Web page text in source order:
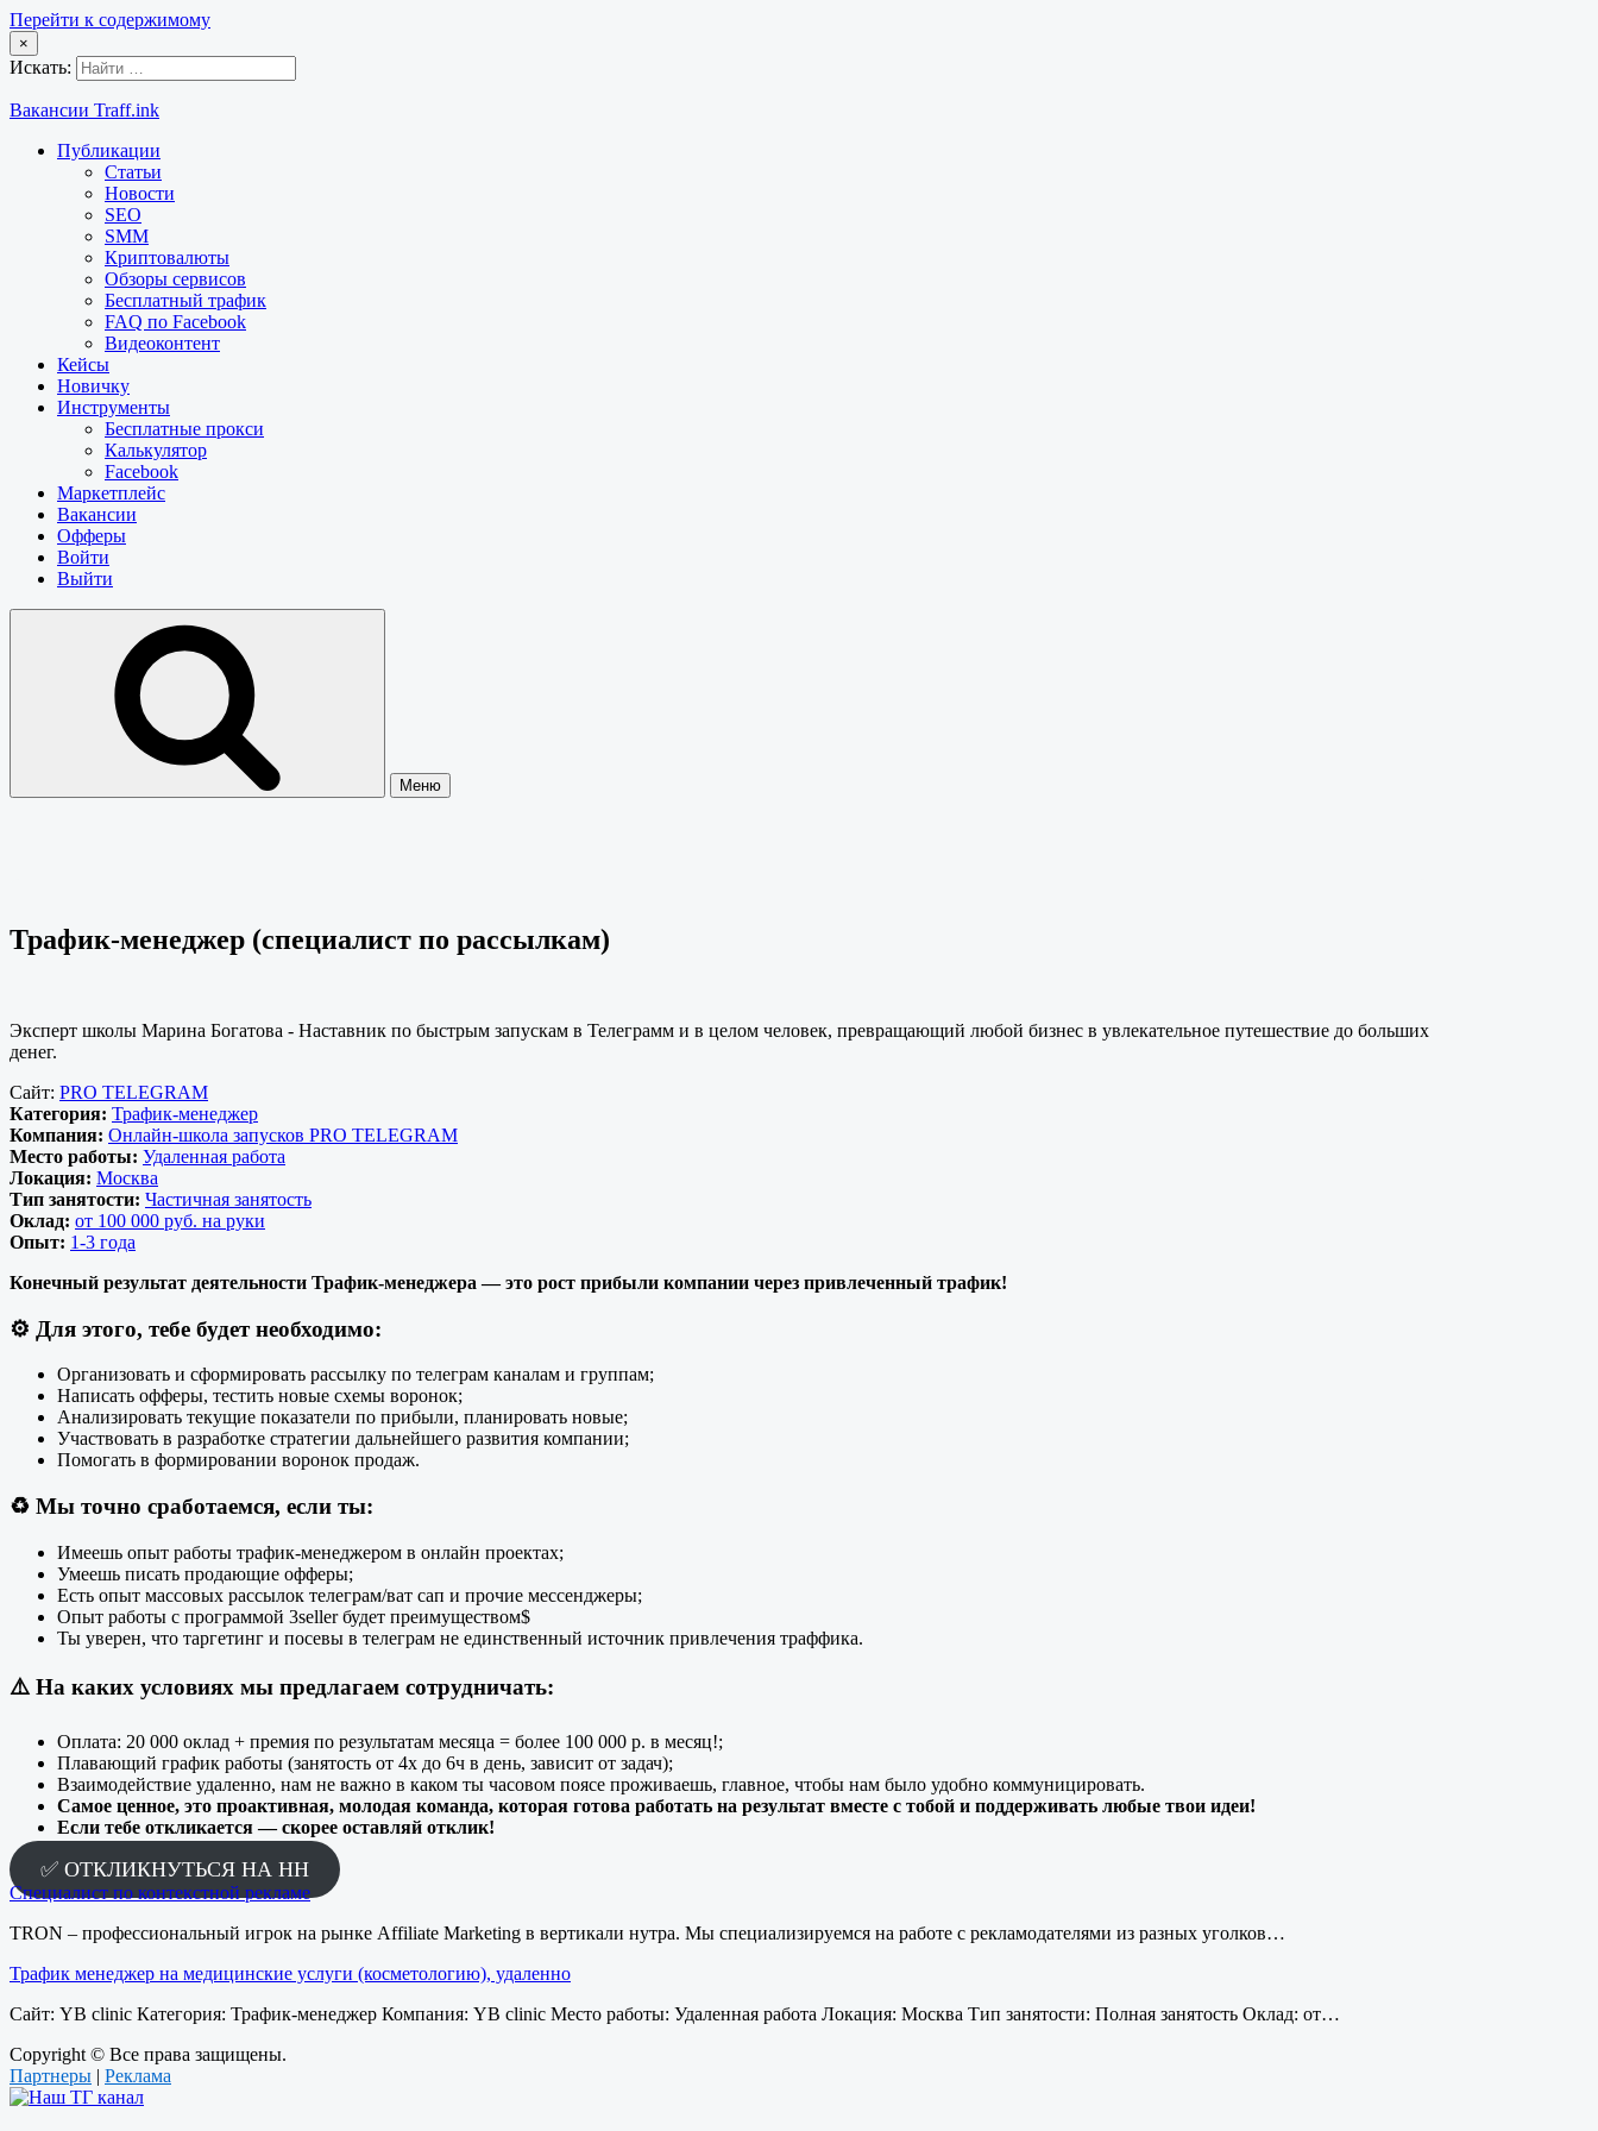
Перейти к содержимому
×
Искать:
Вакансии Traff.ink
Публикации
Статьи
Новости
SEO
SMM
Криптовалюты
Обзоры сервисов
Бесплатный трафик
FAQ по Facebook
Видеоконтент
Кейсы
Новичку
Инструменты
Бесплатные прокси
Калькулятор
Facebook
Маркетплейс
Вакансии
Офферы
Войти
Выйти
Меню
Трафик-менеджер (специалист по рассылкам)
Эксперт школы Марина Богатова - Наставник по быстрым запускам в Телеграмм и в целом человек, превращающий любой бизнес в увлекательное путешествие до больших
денег.
Сайт: PRO TELEGRAM
Категория: Трафик-менеджер
Компания: Онлайн-школа запусков PRO TELEGRAM
Место работы: Удаленная работа
Локация: Москва
Тип занятости: Частичная занятость
Оклад: от 100 000 руб. на руки
Опыт: 1-3 года
Конечный результат деятельности Трафик-менеджера — это рост прибыли компании через привлеченный трафик!
⚙️ Для этого, тебе будет необходимо:
Организовать и сформировать рассылку по телеграм каналам и группам;
Написать офферы, тестить новые схемы воронок;
Анализировать текущие показатели по прибыли, планировать новые;
Участвовать в разработке стратегии дальнейшего развития компании;
Помогать в формировании воронок продаж.
♻️ Мы точно сработаемся, если ты:
Имеешь опыт работы трафик-менеджером в онлайн проектах;
Умеешь писать продающие офферы;
Есть опыт массовых рассылок телеграм/ват сап и прочие мессенджеры;
Опыт работы с программой 3seller будет преимуществом$
Ты уверен, что таргетинг и посевы в телеграм не единственный источник привлечения траффика.
⚠️ На каких условиях мы предлагаем сотрудничать:
Оплата: 20 000 оклад + премия по результатам месяца = более 100 000 р. в месяц!;
Плавающий график работы (занятость от 4х до 6ч в день, зависит от задач);
Взаимодействие удаленно, нам не важно в каком ты часовом поясе проживаешь, главное, чтобы нам было удобно коммуницировать.
Самое ценное, это проактивная, молодая команда, которая готова работать на результат вместе с тобой и поддерживать любые твои идеи!
Если тебе откликается — скорее оставляй отклик!
✅ ОТКЛИКНУТЬСЯ НА HH
Специалист по контекстной рекламе
TRON – профессиональный игрок на рынке Affiliate Marketing в вертикали нутра. Мы специализируемся на работе с рекламодателями из разных уголков…
Трафик менеджер на медицинские услуги (косметологию), удаленно
Сайт: YB clinic Категория: Трафик-менеджер Компания: YB clinic Место работы: Удаленная работа Локация: Москва Тип занятости: Полная занятость Оклад: от…
Copyright © Все права защищены.
Партнеры | Реклама